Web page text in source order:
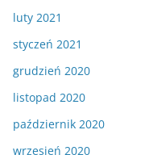
luty 2021
styczeń 2021
grudzień 2020
listopad 2020
październik 2020
wrzesień 2020